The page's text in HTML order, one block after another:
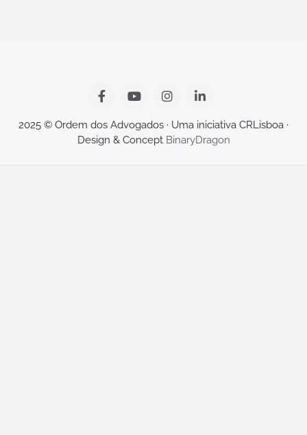
2025 © Ordem dos Advogados · Uma iniciativa CRLisboa ·
Design & Concept BinaryDragon